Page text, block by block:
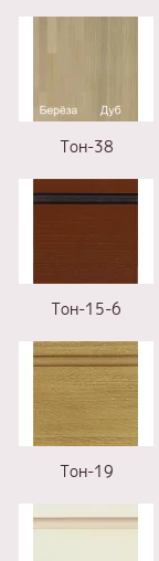
Тон-38
Тон-15-6
Тон-19